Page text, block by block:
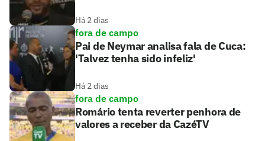
Há 2 dias
fora de campo
Pai de Neymar analisa fala de Cuca:
'Talvez tenha sido infeliz'
Há 2 dias
fora de campo
Romário tenta reverter penhora de
valores a receber da CazéTV